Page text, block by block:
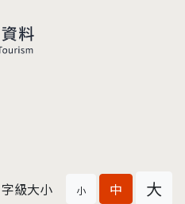
字級大小 小 中 大